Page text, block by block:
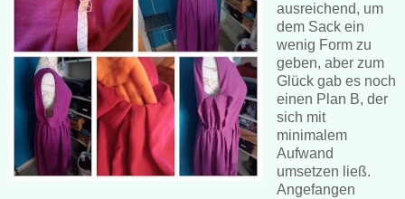
ausreichend, um
dem Sack ein
wenig Form zu
geben, aber zum
Glück gab es noch
einen Plan B, der
sich mit
minimalem
Aufwand
umsetzen ließ.
Angefangen